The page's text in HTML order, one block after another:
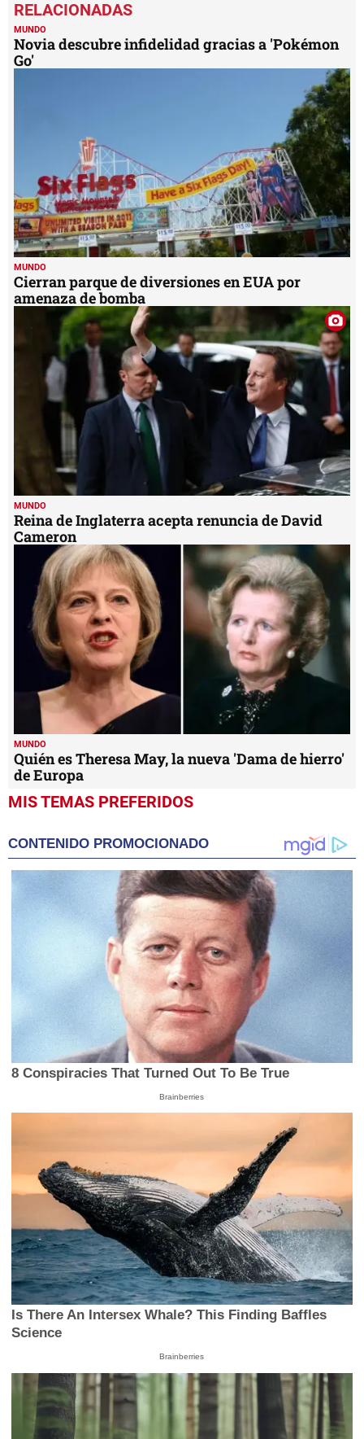
of
1
minute,
47
seconds
MUNDO
Novia descubre infidelidad gracias a 'Pokémon
Go'
MUNDO
Cierran parque de diversiones en EUA por
amenaza de bomba
MUNDO
Reina de Inglaterra acepta renuncia de David
Cameron
MUNDO
Quién es Theresa May, la nueva 'Dama de hierro'
de Europa
MIS TEMAS PREFERIDOS
CONTENIDO PROMOCIONADO
8 Conspiracies That Turned Out To Be True
Brainberries
Is There An Intersex Whale? This Finding Baffles
Science
Brainberries